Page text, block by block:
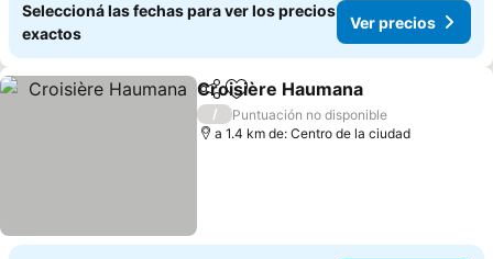
Seleccioná las fechas para ver los precios
exactos
Ver precios
CompartirAñadir a favoritos
Croisière Haumana
/
Puntuación no disponible
a 1.4 km de: Centro de la ciudad